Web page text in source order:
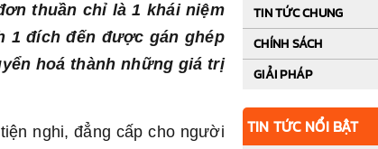
thuần chỉ là 1 khái niệm
1 đích đến được gán ghép
hoá thành những giá trị
nghi, đẳng cấp cho người
TIN TỨC CHUNG
CHÍNH SÁCH
GIẢI PHÁP
TIN TỨC NỔI BẬT